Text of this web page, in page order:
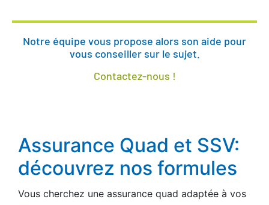
Notre équipe vous propose alors son aide pour
vous conseiller sur le sujet.
Contactez-nous !
Assurance Quad et SSV:
découvrez nos formules
Vous cherchez une assurance quad adaptée à vos